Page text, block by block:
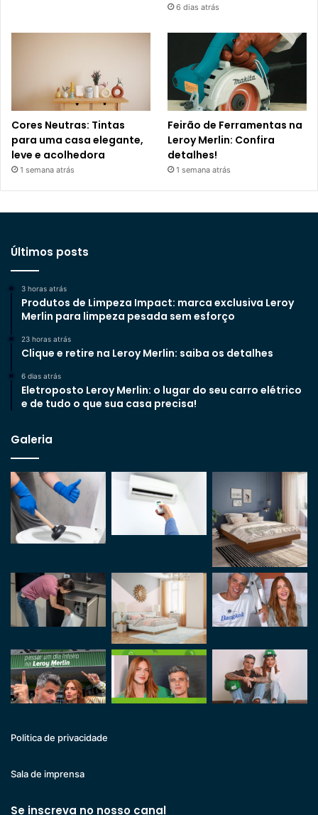
6 dias atrás
Cores Neutras: Tintas
para uma casa elegante,
leve e acolhedora
1 semana atrás
Feirão de Ferramentas na
Leroy Merlin: Confira
detalhes!
1 semana atrás
Últimos posts
3 horas atrás
Produtos de Limpeza Impact: marca exclusiva Leroy
Merlin para limpeza pesada sem esforço
23 horas atrás
Clique e retire na Leroy Merlin: saiba os detalhes
6 dias atrás
Eletroposto Leroy Merlin: o lugar do seu carro elétrico
e de tudo o que sua casa precisa!
Galeria
Politica de privacidade
Sala de imprensa
Se inscreva no nosso canal